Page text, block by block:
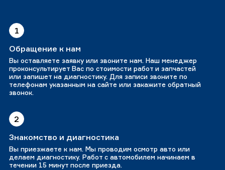
1
Обращение к нам
Вы оставляете заявку или звоните нам. Наш менеджер
проконсультирует Вас по стоимости работ и запчастей
или запишет на диагностику. Для записи звоните по
телефонам указанным на сайте или закажите обратный
звонок.
2
Знакомство и диагностика
Вы приезжаете к нам. Мы проводим осмотр авто или
делаем диагностику. Работ с автомобилем начинаем в
течении 15 минут после приезда.